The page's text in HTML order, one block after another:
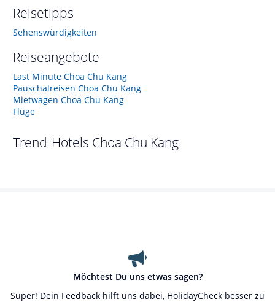
Reisetipps
Sehenswürdigkeiten
Reiseangebote
Last Minute Choa Chu Kang
Pauschalreisen Choa Chu Kang
Mietwagen Choa Chu Kang
Flüge
Trend-Hotels Choa Chu Kang
Möchtest Du uns etwas sagen?
Super! Dein Feedback hilft uns dabei, HolidayCheck besser zu